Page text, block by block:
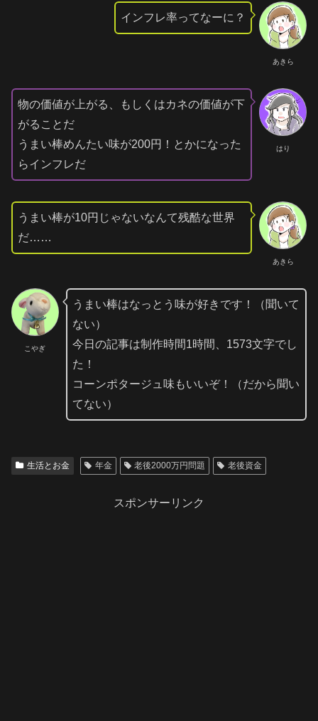
あきら
インフレ率ってなーに？
はり
物の価値が上がる、もしくはカネの価値が下
がることだ
うまい棒めんたい味が200円！とかになった
らインフレだ
あきら
うまい棒が10円じゃないなんて残酷な世界
だ……
こやぎ
うまい棒はなっとう味が好きです！（聞いて
ない）
今日の記事は制作時間1時間、1573文字でし
た！
コーンポタージュ味もいいぞ！（だから聞い
てない）
生活とお金 年金 老後2000万円問題 老後資金
スポンサーリンク